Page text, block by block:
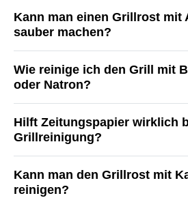
Kann man einen Grillrost mit
sauber machen?
Wie reinige ich den Grill mit
oder Natron?
Hilft Zeitungspapier wirklich
Grillreinigung?
Kann man den Grillrost mit
reinigen?